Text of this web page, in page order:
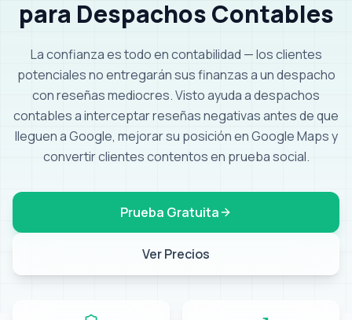
para Despachos Contables
La confianza es todo en contabilidad — los clientes
potenciales no entregarán sus finanzas a un despacho
con reseñas mediocres.Visto ayuda a despachos
contables a interceptar reseñas negativas antes de que
lleguen a Google, mejorar su posición en Google Maps y
convertir clientes contentos en prueba social.
Prueba Gratuita
Ver Precios